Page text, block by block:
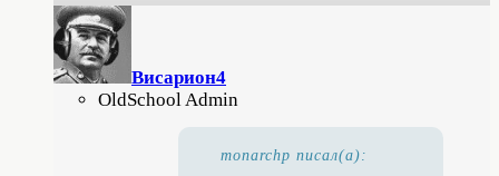
Висариoн4
OldSchool Admin
monarchp писал(а):